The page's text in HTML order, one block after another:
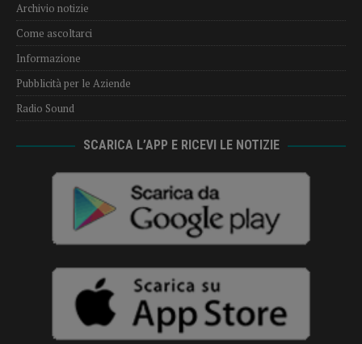
Archivio notizie
Come ascoltarci
Informazione
Pubblicità per le Aziende
Radio Sound
SCARICA L’APP E RICEVI LE NOTIZIE